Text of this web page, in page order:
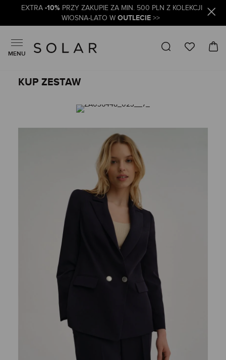
EXTRA -10% PRZY ZAKUPIE ZA MIN. 500 PLN Z KOLEKCJI
WIOSNA-LATO W OUTLECIE>>
MENU
KUP ZESTAW